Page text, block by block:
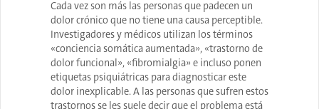
Cada vez son más las personas que padecen un
dolor crónico que no tiene una causa perceptible.
Investigadores y médicos utilizan los términos
«conciencia somática aumentada», «trastorno de
dolor funcional», «fibromialgia» e incluso ponen
etiquetas psiquiátricas para diagnosticar este
dolor inexplicable. A las personas que sufren estos
trastornos se les suele decir que el problema está